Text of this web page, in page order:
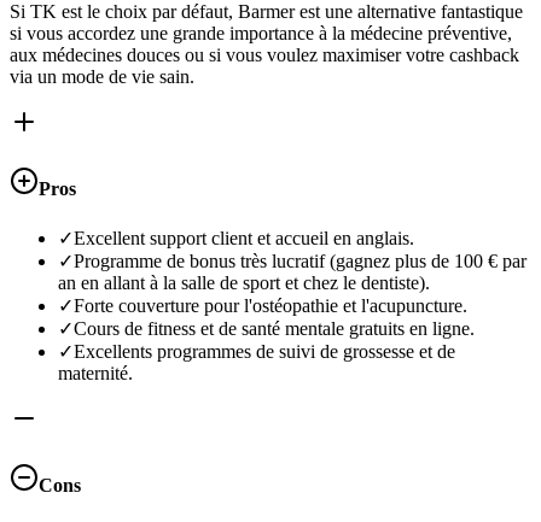
Si TK est le choix par défaut, Barmer est une alternative fantastique
si vous accordez une grande importance à la médecine préventive,
aux médecines douces ou si vous voulez maximiser votre cashback
via un mode de vie sain.
Pros
✓Excellent support client et accueil en anglais.
✓Programme de bonus très lucratif (gagnez plus de 100 € par
an en allant à la salle de sport et chez le dentiste).
✓Forte couverture pour l'ostéopathie et l'acupuncture.
✓Cours de fitness et de santé mentale gratuits en ligne.
✓Excellents programmes de suivi de grossesse et de
maternité.
Cons